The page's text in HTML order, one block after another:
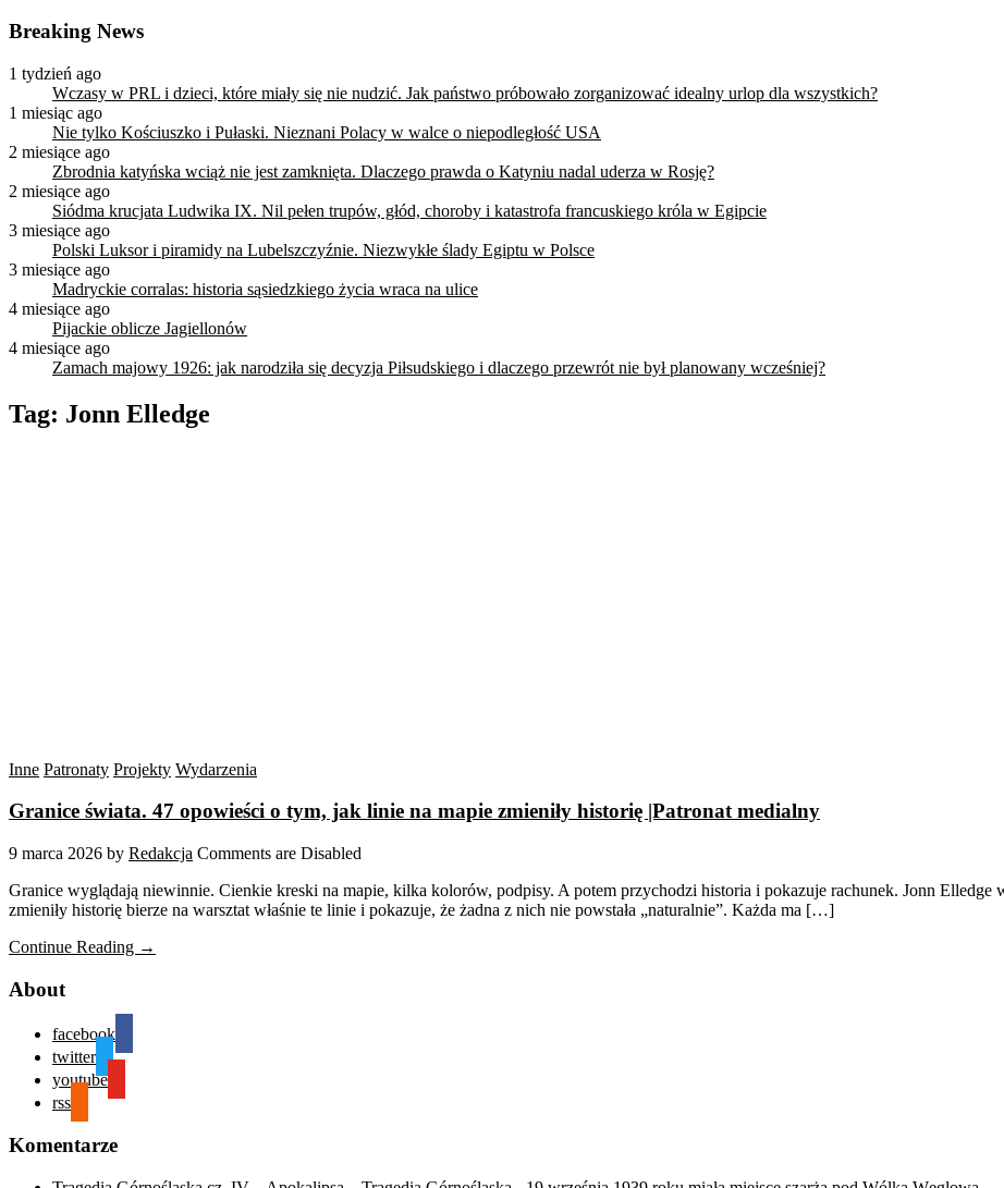
Breaking News
1 tydzień ago
Wczasy w PRL i dzieci, które miały się nie nudzić. Jak państwo próbowało zorganizować idealny urlop dla wszystkich?
1 miesiąc ago
Nie tylko Kościuszko i Pułaski. Nieznani Polacy w walce o niepodległość USA
2 miesiące ago
Zbrodnia katyńska wciąż nie jest zamknięta. Dlaczego prawda o Katyniu nadal uderza w Rosję?
2 miesiące ago
Siódma krucjata Ludwika IX. Nil pełen trupów, głód, choroby i katastrofa francuskiego króla w Egipcie
3 miesiące ago
Polski Luksor i piramidy na Lubelszczyźnie. Niezwykłe ślady Egiptu w Polsce
3 miesiące ago
Madryckie corralas: historia sąsiedzkiego życia wraca na ulice
4 miesiące ago
Pijackie oblicze Jagiellonów
4 miesiące ago
Zamach majowy 1926: jak narodziła się decyzja Piłsudskiego i dlaczego przewrót nie był planowany wcześniej?
Tag: Jonn Elledge
Inne Patronaty Projekty Wydarzenia
Granice świata. 47 opowieści o tym, jak linie na mapie zmieniły historię |Patronat medialny
9 marca 2026 by Redakcja Comments are Disabled
Granice wyglądają niewinnie. Cienkie kreski na mapie, kilka kolorów, podpisy. A potem przychodzi historia i pokazuje rachunek. Jonn
zmieniły historię bierze na warsztat właśnie te linie i pokazuje, że żadna z nich nie powstała „naturalnie”. Każda ma […]
Continue Reading →
About
facebook
twitter
youtube
rss
Komentarze